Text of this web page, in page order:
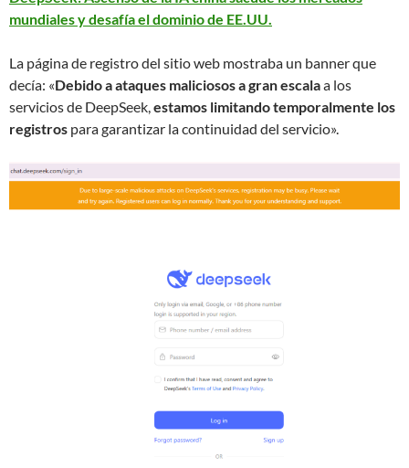
mundiales y desafía el dominio de EE.UU.
La página de registro del sitio web mostraba un banner que
decía: «Debido a ataques maliciosos a gran escalaa los
servicios de DeepSeek, estamos limitando temporalmente los
registros para garantizar la continuidad del servicio».